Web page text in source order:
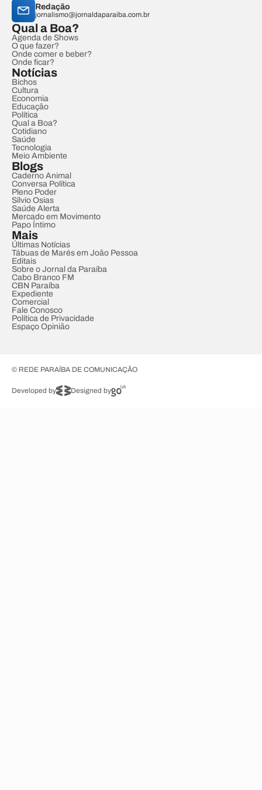
Redação
jornalismo@jornaldaparaiba.com.br
Qual a Boa?
Agenda de Shows
O que fazer?
Onde comer e beber?
Onde ficar?
Notícias
Bichos
Cultura
Economia
Educação
Política
Qual a Boa?
Cotidiano
Saúde
Tecnologia
Meio Ambiente
Blogs
Caderno Animal
Conversa Política
Pleno Poder
Sílvio Osias
Saúde Alerta
Mercado em Movimento
Papo Íntimo
Mais
Últimas Notícias
Tábuas de Marés em João Pessoa
Editais
Sobre o Jornal da Paraíba
Cabo Branco FM
CBN Paraíba
Expediente
Comercial
Fale Conosco
Política de Privacidade
Espaço Opinião
© REDE PARAÍBA DE COMUNICAÇÃO
Developed by Designed by